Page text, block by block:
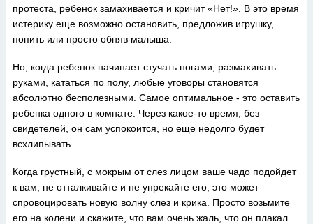
протеста, ребенок замахивается и кричит «Нет!». В это время
истерику еще возможно остановить, предложив игрушку,
попить или просто обняв малыша.
Но, когда ребенок начинает стучать ногами, размахивать
руками, кататься по полу, любые уговоры становятся
абсолютно бесполезными. Самое оптимальное - это оставить
ребенка одного в комнате. Через какое-то время, без
свидетелей, он сам успокоится, но еще недолго будет
всхлипывать.
Когда грустный, с мокрым от слез лицом ваше чадо подойдет
к вам, не отталкивайте и не упрекайте его, это может
спровоцировать новую волну слез и крика. Просто возьмите
его на колени и скажите, что вам очень жаль, что он плакал.